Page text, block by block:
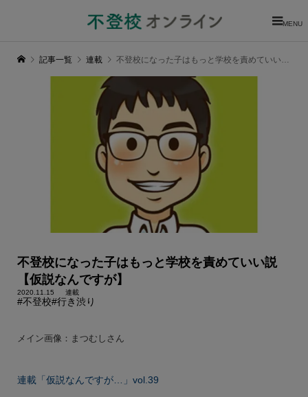
MENU
記事一覧 連載 不登校になった子はもっと学校を責めていい説【仮説なんですが】
不登校になった子はもっと学校を責めていい説
【仮説なんですが】
2020.11.15 連載
#不登校#行き渋り
メイン画像：まつむしさん
連載「仮説なんですが…」vol.39